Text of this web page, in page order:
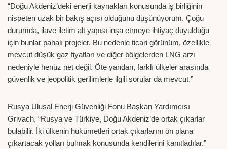
“Doğu Akdeniz’deki enerji kaynakları konusunda iş birliğinin
nispeten uzak bir bakış açısı olduğunu düşünüyorum. Çoğu
durumda, ilave iletim alt yapısı inşa etmeye ihtiyaç duyulduğu
için bunlar pahalı projeler. Bu nedenle ticari görünüm, özellikle
mevcut düşük gaz fiyatları ve diğer bölgelerden LNG arzı
nedeniyle henüz net değil. Öte yandan, farklı ülkeler arasında
güvenlik ve jeopolitik gerilimlerle ilgili sorular da mevcut.”
Rusya Ulusal Enerji Güvenliği Fonu Başkan Yardımcısı
Grivach, “Rusya ve Türkiye, Doğu Akdeniz’de ortak çıkarlar
bulabilir. İki ülkenin hükümetleri ortak çıkarlarını ön plana
çıkartacak yolları bulmak konusunda kendilerini kanıtladılar.”